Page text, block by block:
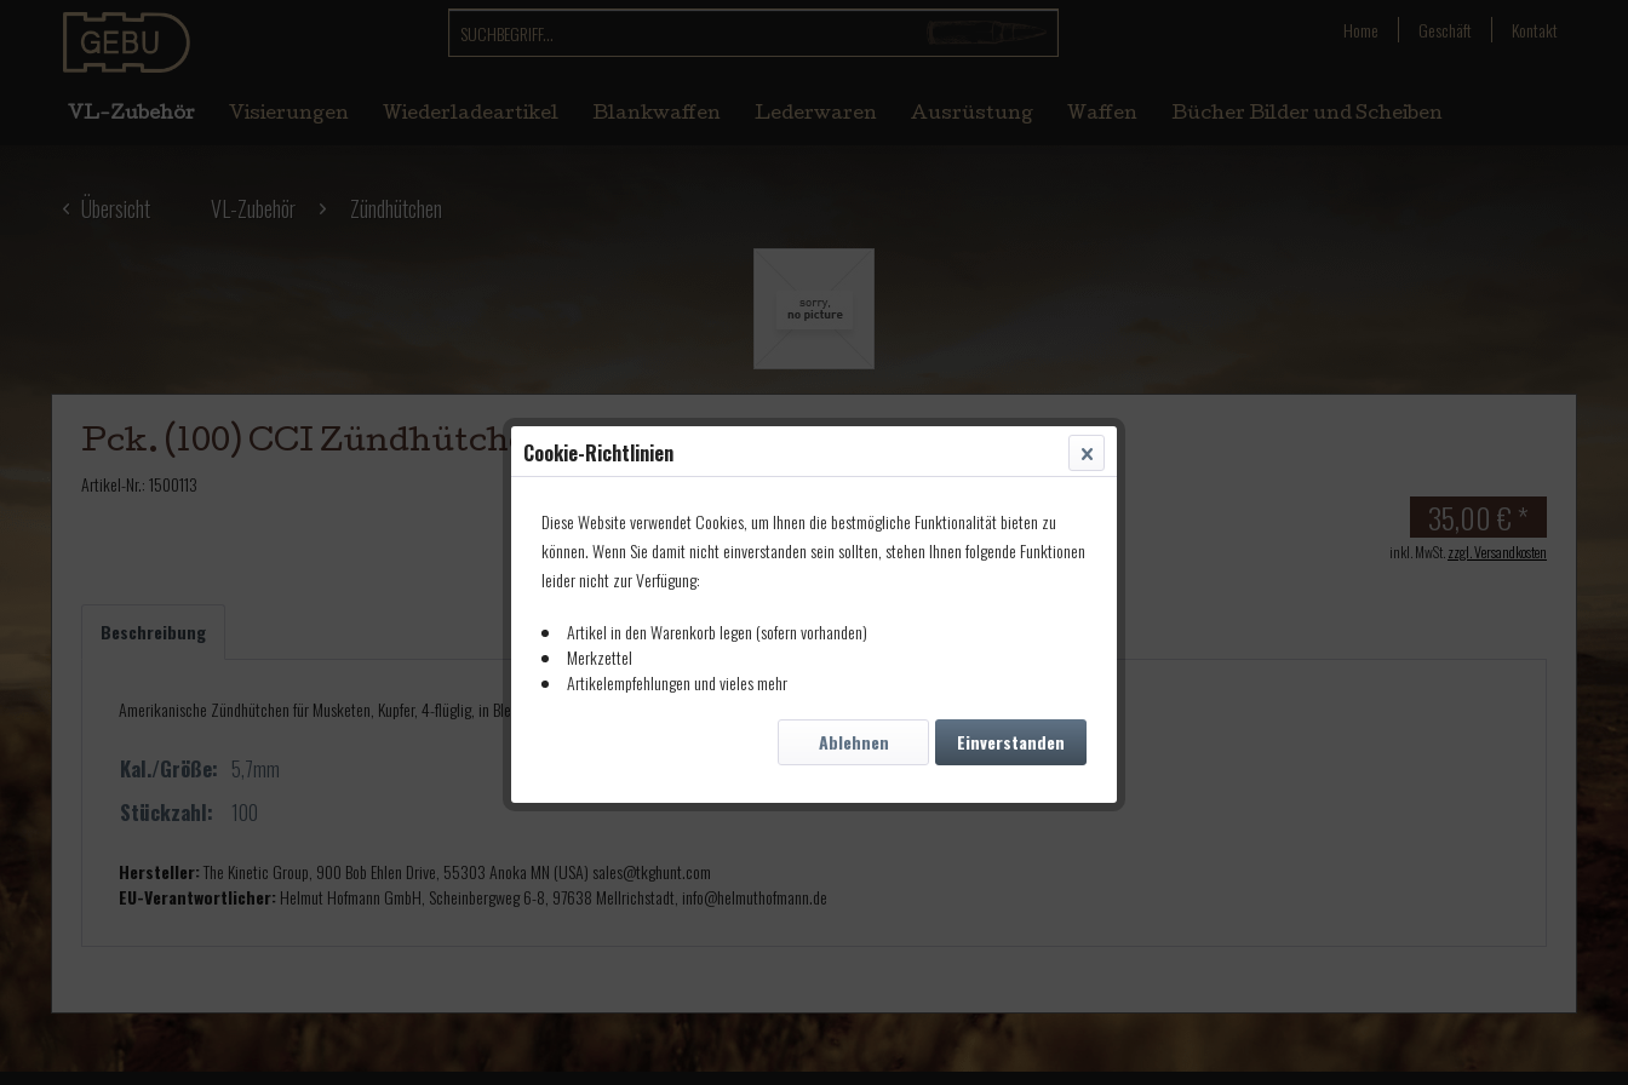
Home Geschäft Kontakt
VL-Zubehör Visierungen Wiederladeartikel Blankwaffen Lederwaren Ausrüstung Waffen Bücher Bilder und Scheiben
Übersicht VL-Zubehör Zündhütchen
Pck. (100) CCI Zündhütchen Civil War Musket Caps,
Artikel-Nr.:1500113
35,00 € *
inkl. MwSt. zzgl. Versandkosten
Beschreibung
Amerikanische Zündhütchen für Musketen, Kupfer, 4-flüglig, in Blechdose. Plus 15,- Euro Gefahrgutzuschlag pro Lieferung. Frei ab 18 Jahren
Kal./Größe: 5,7mm
Stückzahl:
100
Hersteller:The Kinetic Group, 900 Bob Ehlen Drive, 55303 Anoka MN (USA) sales@tkghunt.com
EU-Verantwortlicher: Helmut Hofmann GmbH, Scheinbergweg 6-8, 97638 Mellrichstadt, info@helmuthofmann.de
Cookie-Richtlinien
Diese Website verwendet Cookies, um Ihnen die bestmögliche Funktionalität bieten zu
können. Wenn Sie damit nicht einverstanden sein sollten, stehen Ihnen folgende Funktionen
leider nicht zur Verfügung:
Artikel in den Warenkorb legen (sofern vorhanden)
Merkzettel
Artikelempfehlungen und vieles mehr
Einverstanden
Ablehnen